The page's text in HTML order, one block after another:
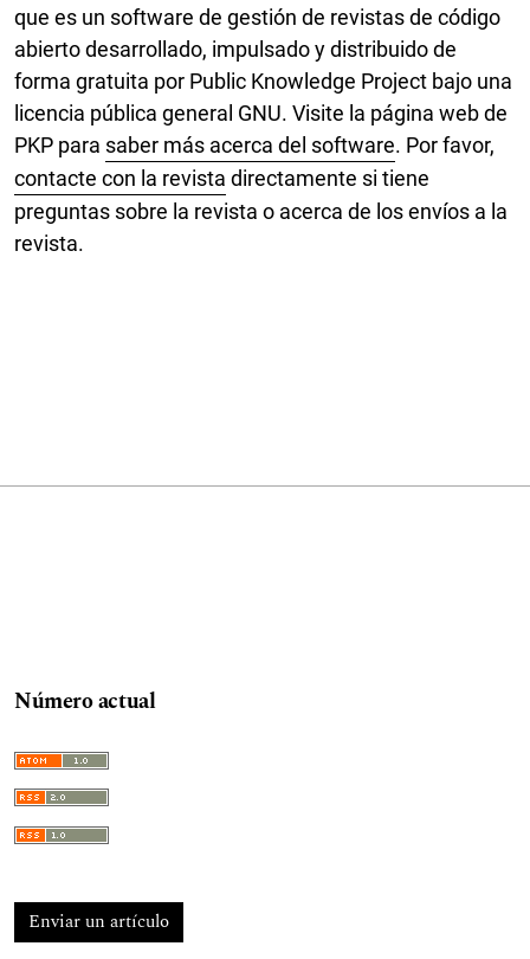
que es un software de gestión de revistas de código
abierto desarrollado, impulsado y distribuido de
forma gratuita por Public Knowledge Project bajo una
licencia pública general GNU. Visite la página web de
PKP para saber más acerca del software. Por favor,
contacte con la revista directamente si tiene
preguntas sobre la revista o acerca de los envíos a la
revista.
Número actual
Enviar un artículo